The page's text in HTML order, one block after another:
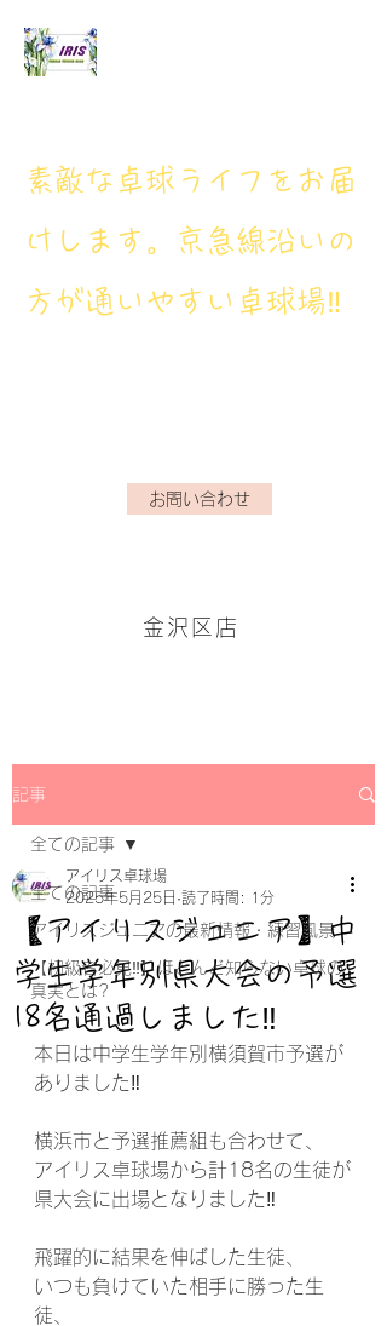
​素敵な卓球ライフをお届
けします。京急線沿いの
方が通いやすい卓球場‼
お問い合わせ
金沢区店
記事
全ての記事
アイリスジュニアの最新情報・練習風景
【初級者必見‼】ほとんど知らない卓球の
真実とは?
全ての記事
【アイリスジュニア】中
学生学年別県大会の予選
18名通過しました‼
アイリス卓球場
2025年5月25日 読了時間: 1分
本日は中学生学年別横須賀市予選が
ありました‼
横浜市と予選推薦組も合わせて、
アイリス卓球場から計18名の生徒が
県大会に出場となりました‼
飛躍的に結果を伸ばした生徒、
いつも負けていた相手に勝った生
徒、